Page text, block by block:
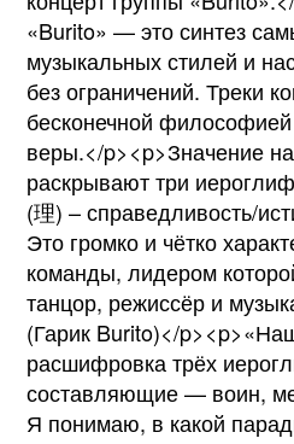
«Burito» — это синтез
музыкальных стилей и
без ограничений. Треки
бесконечной
веры.</p><p>Значение
раскрывают три
(理) – справедливость/
Это громко и чётко
команды, лидером
танцор, режиссёр и
(Гарик Burito)</
расшифровка трёх
составляющие — воин,
Я понимаю, в какой